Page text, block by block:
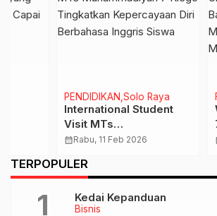
PENDIDIKAN Solo Raya
International Student
Visit MTs
Muhammadiyah 7 Klego
Kepercayaan Diri
Berbahasa Inggris
Siswa
Rabu, 11 Feb 2026
Wisuda
77,
Magister
Selasa,
…
TERPOPULER
Bisnis
Kedai Kepanduan